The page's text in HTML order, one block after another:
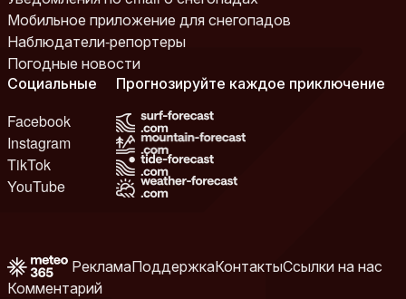
Мобильное приложение для снегопадов
Наблюдатели-репортеры
Погодные новости
Социальные
Facebook
Instagram
TikTok
YouTube
Прогнозируйте каждое приключение
РекламаПоддержкаКонтактыСсылки на нас
Комментарий